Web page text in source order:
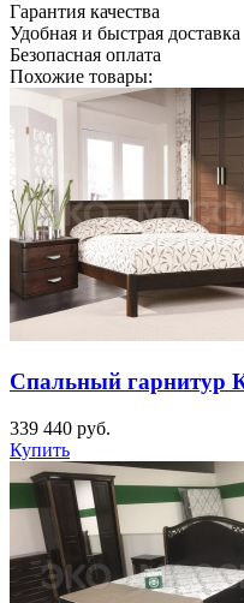
Гарантия качества
Удобная и быстрая доставка
Безопасная оплата
Похожие товары:
Спальный гарнитур
339 440 руб.
Купить